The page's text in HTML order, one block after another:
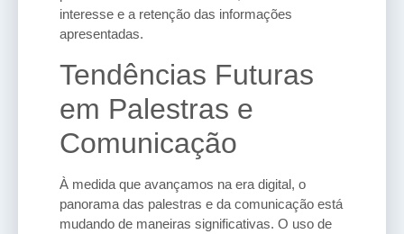
interesse e a retenção das informações
apresentadas.
Tendências Futuras
em Palestras e
Comunicação
À medida que avançamos na era digital, o
panorama das palestras e da comunicação está
mudando de maneiras significativas. O uso de